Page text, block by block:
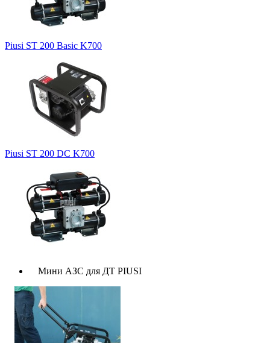
Piusi ST 200 Basic K700
Piusi ST 200 DC K700
Мини АЗС для ДТ PIUSI